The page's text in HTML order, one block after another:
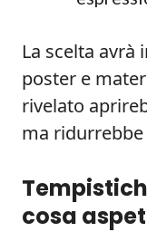
La scelta
poster e
rivelato
ma
cosa